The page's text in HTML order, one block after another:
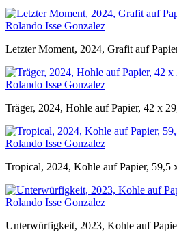
Rolando Isse Gonzalez
Letzter Moment, 2024, Grafit auf
Rolando Isse Gonzalez
Träger, 2024, Hohle auf Papier, 42 x
Rolando Isse Gonzalez
Tropical, 2024, Kohle auf Papier, 59,5
Rolando Isse Gonzalez
Unterwürfigkeit, 2023, Kohle auf